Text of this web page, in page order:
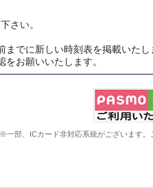
さい。
までに新しい時刻表を掲載いたし
お願いいたします。
※一部、ICカード非対応系統がございます。